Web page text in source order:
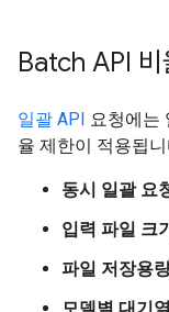
Batch API 비
일괄 API 요청에는
율 제한이 적용됩니
동시 일괄 요
입력 파일 크
파일 저장용